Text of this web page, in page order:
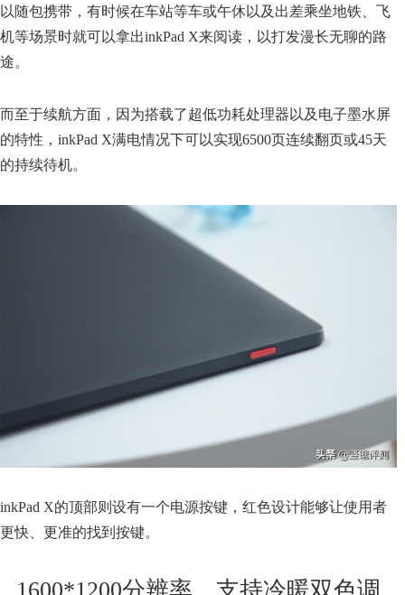
以随包携带，有时候在车站等车或午休以及出差乘坐地铁、飞
机等场景时就可以拿出inkPad X来阅读，以打发漫长无聊的路
途。
而至于续航方面，因为搭载了超低功耗处理器以及电子墨水屏
的特性，inkPad X满电情况下可以实现6500页连续翻页或45天
的持续待机。
inkPad X的顶部则设有一个电源按键，红色设计能够让使用者
更快、更准的找到按键。
1600*1200分辨率，支持冷暖双色调